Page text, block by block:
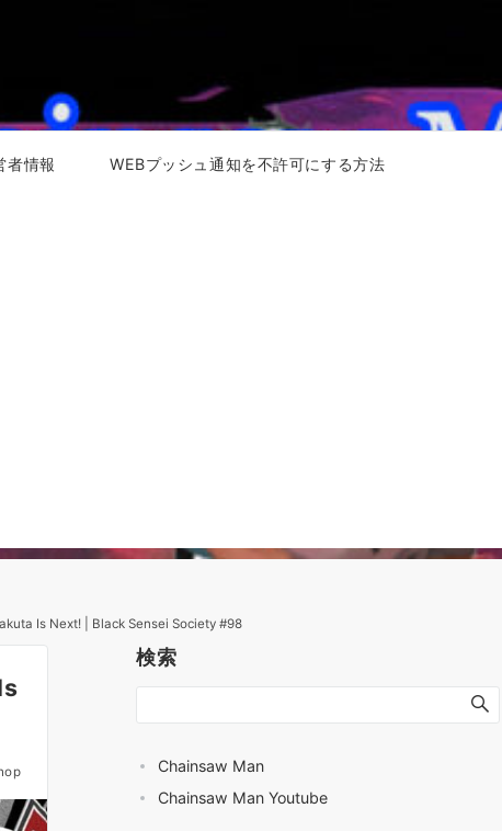
者情報 WEBプッシュ通知を不許可にする方法
Is Next! | Black Sensei Society #98
検索
Chainsaw Man
Chainsaw Man Youtube